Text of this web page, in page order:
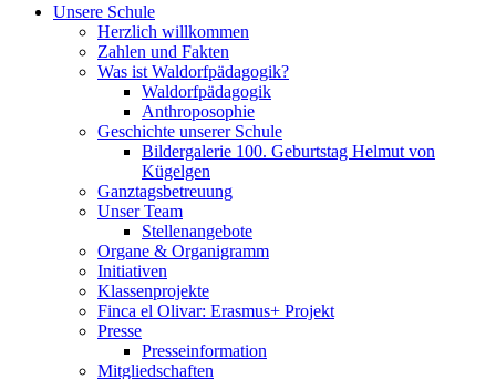
Unsere Schule
Herzlich willkommen
Zahlen und Fakten
Was ist Waldorfpädagogik?
Waldorfpädagogik
Anthroposophie
Geschichte unserer Schule
Bildergalerie 100. Geburtstag Helmut von
Kügelgen
Ganztagsbetreuung
Unser Team
Stellenangebote
Organe & Organigramm
Initiativen
Klassenprojekte
Finca el Olivar: Erasmus+ Projekt
Presse
Presseinformation
Mitgliedschaften